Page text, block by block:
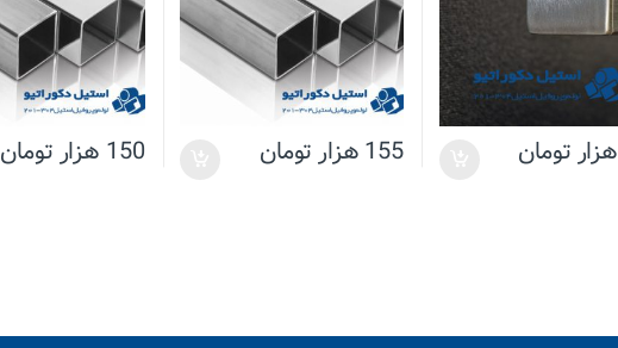
هزار تومان 155هزار تومان 150 هزار تومان